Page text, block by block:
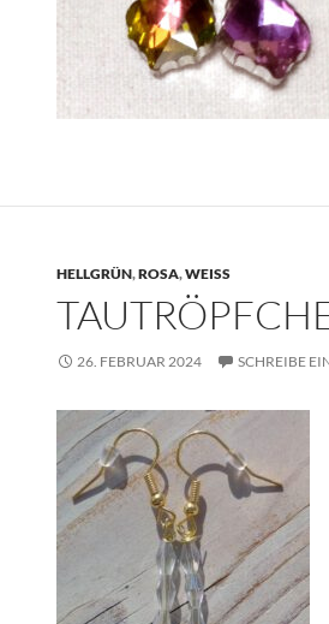
HELLGRÜN,ROSA,WEISS
26. FEBRUAR 2024 SCHREIBE